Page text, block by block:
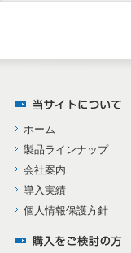
ホーム
製品ラインナップ
会社案内
導入実績
個人情報保護方針